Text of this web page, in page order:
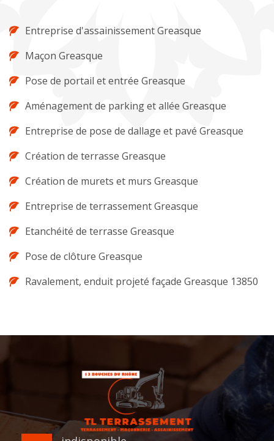
Entreprise d'assainissement Greasque
Maçon Greasque
Pose de portail et entrée Greasque
Aménagement de parking et allée Greasque
Entreprise de pose de dallage et pavé Greasque
Création de terrasse Greasque
Création de murets et murs Greasque
Entreprise de terrassement Greasque
Etanchéité de terrasse Greasque
Pose de clôture Greasque
Ravalement, enduit projeté façade Greasque 13850